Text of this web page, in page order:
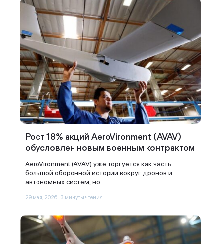
Рост 18% акций AeroVironment (AVAV)
обусловлен новым военным контрактом
AeroVironment (AVAV) уже торгуется как часть
большой оборонной истории вокруг дронов и
автономных систем, но...
29 мая, 2026 | 3 минуты чтения